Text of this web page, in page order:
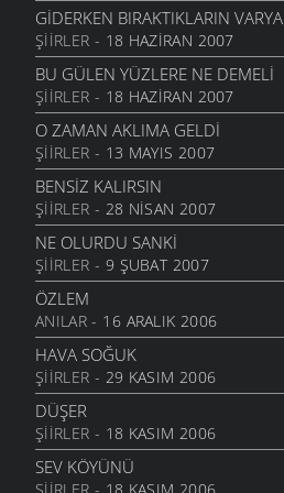
16 ŞUBAT 2006
SULAR SOĞUK MU
8 ŞUBAT 2006
ÖZ ANASI
29 OCAK 2006
DUMAN DAĞA YUKARI
23 OCAK 2006
DÜŞÜM İSTANBUL
25 HAZIRAN 2005
PETROL LAMBASI
22 HAZIRAN 2005
KAĞIT PARA YÜZ LİRA
14 MAYIS 2005
KAĞIT MENDİL KİRLENDİ
13 MAYIS 2005
ÇAYLAR DEMLI OLSUN
13 MAYIS 2005
GIDERKEN BIRAKTIKLARIN VARYA
ŞIIRLER - 18 HAZIRAN 2007
BU GÜLEN YÜZLERE NE DEMELI
ŞIIRLER - 18 HAZIRAN 2007
O ZAMAN AKLIMA GELDI
ŞIIRLER - 13 MAYIS 2007
BENSIZ KALIRSIN
ŞIIRLER - 28 NISAN 2007
NE OLURDU SANKI
ŞIIRLER - 9 ŞUBAT 2007
ÖZLEM
ANILAR- 16 ARALIK 2006
HAVA SOĞUK
ŞIIRLER - 29 KASIM 2006
DÜŞER
ŞIIRLER - 18 KASIM 2006
SEV KÖYÜNÜ